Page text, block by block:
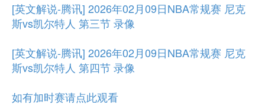
[英文解说-腾讯] 2026年02月09日NBA常规赛 尼克
斯vs凯尔特人 第三节 录像
[英文解说-腾讯] 2026年02月09日NBA常规赛 尼克
斯vs凯尔特人 第四节 录像
如有加时赛请点此观看